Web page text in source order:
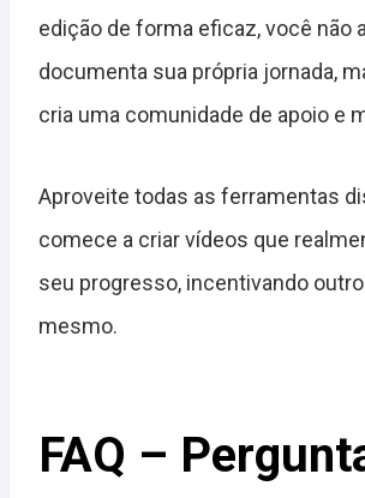
edição de forma eficaz, você não
documenta sua própria jornada,
cria uma comunidade de apoio e
Aproveite todas as ferramentas
comece a criar vídeos que
seu progresso, incentivando
mesmo.
FAQ –